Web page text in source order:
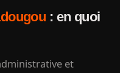
: en quoi
et